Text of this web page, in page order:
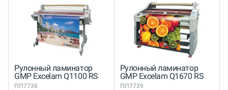
Рулонный ламинатор
GMP Excelam Q1100 RS
ПП7738
Рулонный ламинатор
GMP Excelam Q1670 RS
ПП7739